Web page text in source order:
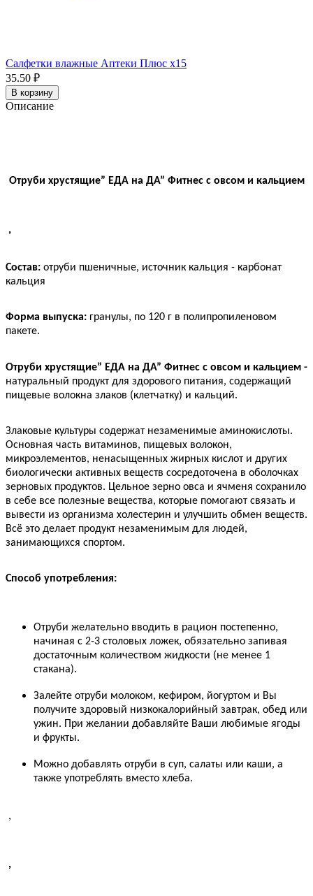
Салфетки влажные Аптеки Плюс x15
35.50 ₽
В корзину
Описание
Отруби хрустящие” ЕДА на ДА” Фитнес с овсом и кальцием
,
Состав: отруби пшеничные, источник кальция - карбонат
кальция
Форма выпуска: гранулы, по 120 г в полипропиленовом
пакете.
Отруби хрустящие” ЕДА на ДА” Фитнес с овсом и кальцием -
натуральный продукт для здорового питания, содержащий
пищевые волокна злаков (клетчатку) и кальций.
Злаковые культуры содержат незаменимые аминокислоты.
Основная часть витаминов, пищевых волокон,
микроэлементов, ненасыщенных жирных кислот и других
биологически активных веществ сосредоточена в оболочках
зерновых продуктов. Цельное зерно овса и ячменя сохранило
в себе все полезные вещества, которые помогают связать и
вывести из организма холестерин и улучшить обмен веществ.
Всё это делает продукт незаменимым для людей,
занимающихся спортом.
Способ употребления:
Отруби желательно вводить в рацион постепенно,
начиная с 2-3 столовых ложек, обязательно запивая
достаточным количеством жидкости (не менее 1
стакана).
Залейте отруби молоком, кефиром, йогуртом и Вы
получите здоровый низкокалорийный завтрак, обед или
ужин. При желании добавляйте Ваши любимые ягоды
и фрукты.
Можно добавлять отруби в суп, салаты или каши, а
также употреблять вместо хлеба.
,
,